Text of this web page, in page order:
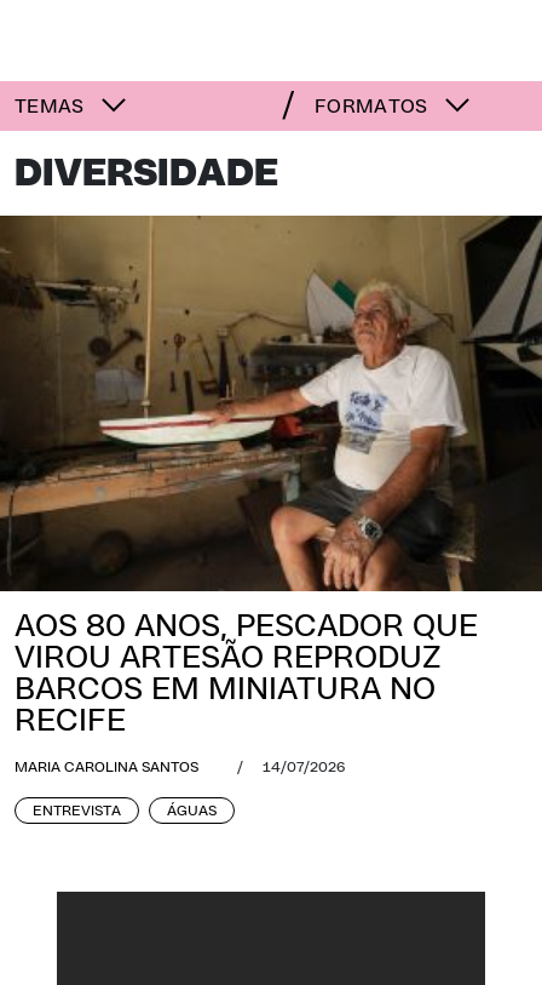
TEMAS FORMATOS
DIVERSIDADE
AOS 80 ANOS, PESCADOR QUE
VIROU ARTESÃO REPRODUZ
BARCOS EM MINIATURA NO
RECIFE
MARIA CAROLINA SANTOS / 14/07/2026
ENTREVISTA ÁGUAS